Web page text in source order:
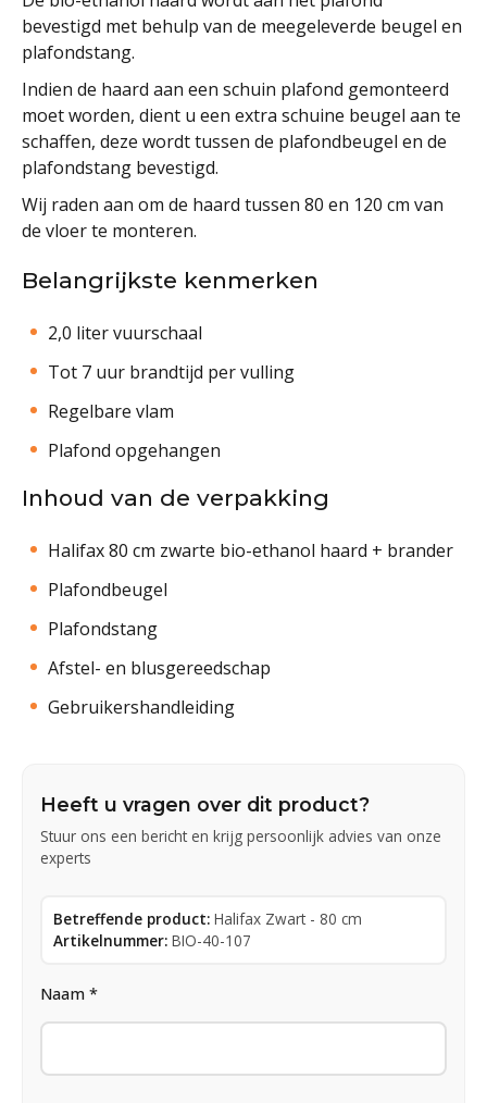
bevestigd met behulp van de meegeleverde beugel en
plafondstang.
Indien de haard aan een schuin plafond gemonteerd
moet worden, dient u een extra schuine beugel aan te
schaffen, deze wordt tussen de plafondbeugel en de
plafondstang bevestigd.
Wij raden aan om de haard tussen 80 en 120 cm van
de vloer te monteren.
Belangrijkste kenmerken
2,0 liter vuurschaal
Tot 7 uur brandtijd per vulling
Regelbare vlam
Plafond opgehangen
Inhoud van de verpakking
Halifax 80 cm zwarte bio-ethanol haard + brander
Plafondbeugel
Plafondstang
Afstel- en blusgereedschap
Gebruikershandleiding
Heeft u vragen over dit product?
Stuur ons een bericht en krijg persoonlijk advies van onze
experts
Betreffende product: Halifax Zwart - 80 cm
Artikelnummer: BIO-40-107
Naam *